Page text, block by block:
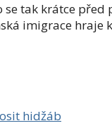
se tak krátce
imigrace hraje
hidžáb